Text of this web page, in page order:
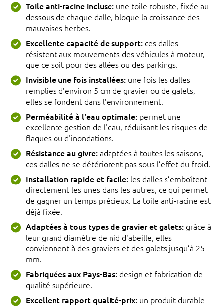
Toile anti-racine incluse: une toile robuste, fixée au
dessous de chaque dalle, bloque la croissance des
mauvaises herbes.
Excellente capacité de support: ces dalles
résistent aux mouvements des véhicules à moteur,
que ce soit pour des allées ou des parkings.
Invisible une fois installées: une fois les dalles
remplies d’environ 5 cm de gravier ou de galets,
elles se fondent dans l’environnement.
Perméabilité à l'eau optimale: permet une
excellente gestion de l'eau, réduisant les risques de
flaques ou d'inondations.
Résistance au givre:adaptées à toutes les saisons,
ces dalles ne se détériorent pas sous l’effet du froid.
Installation rapide et facile: les dalles s’emboîtent
directement les unes dans les autres, ce qui permet
de gagner un temps précieux. La toile anti-racine est
déjà fixée.
Adaptées à tous types de gravier et galets: grâce à
leur grand diamètre de nid d'abeille, elles
conviennent à des graviers et des galets jusqu’à 25
mm.
Fabriquées aux Pays-Bas: design et fabrication de
qualité supérieure.
Excellent rapport qualité-prix: un produit durable